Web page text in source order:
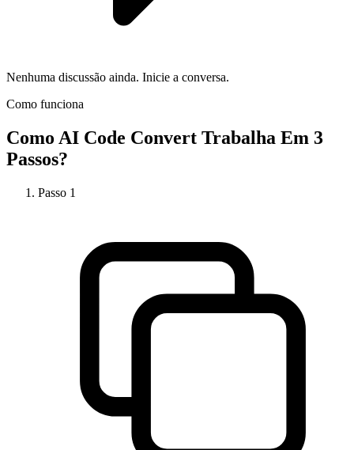
Nenhuma discussão ainda. Inicie a conversa.
Como funciona
Como AI Code Convert Trabalha Em 3
Passos?
Passo 1